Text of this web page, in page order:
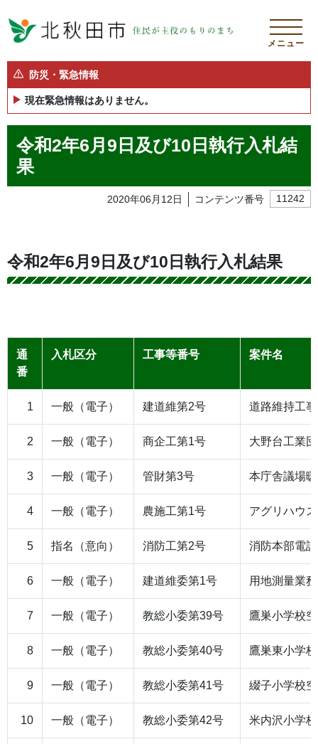
メニュー
防災・緊急情報
現在緊急情報はありません。
令和2年6月9日及び10日執行入札結
果
2020年06月12日 コンテンツ番号 11242
令和2年6月9日及び10日執行入札結果
通
番
入札区分 工事等番号 案件名
1 一般（電子） 建道維第2号 道路維持工
2 一般（電子） 商企工第1号 大野台工業
3 一般（電子） 管財第3号 本庁舎議場
4 一般（電子） 農施工第1号 アグリハウ
5 指名（意向） 消防工第2号 消防本部電
6 一般（電子） 建道維委第1号 用地測量業
7 一般（電子） 教総小委第39号 鷹巣小学校
8 一般（電子） 教総小委第40号 鷹巣東小学
9 一般（電子） 教総小委第41号 綴子小学校
10 一般（電子） 教総小委第42号 米内沢小学